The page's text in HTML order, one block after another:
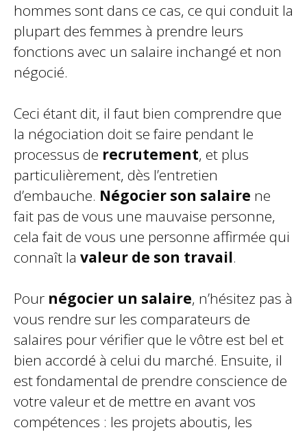
hommes sont dans ce cas, ce qui conduit la
plupart des femmes à prendre leurs
fonctions avec un salaire inchangé et non
négocié.
Ceci étant dit, il faut bien comprendre que
la négociation doit se faire pendant le
processus de recrutement, et plus
particulièrement, dès l’entretien
d’embauche. Négocier son salaire ne
fait pas de vous une mauvaise personne,
cela fait de vous une personne affirmée qui
connaît la valeur de son travail.
Pour négocier un salaire, n’hésitez pas à
vous rendre sur les comparateurs de
salaires pour vérifier que le vôtre est bel et
bien accordé à celui du marché. Ensuite, il
est fondamental de prendre conscience de
votre valeur et de mettre en avant vos
compétences : les projets aboutis, les